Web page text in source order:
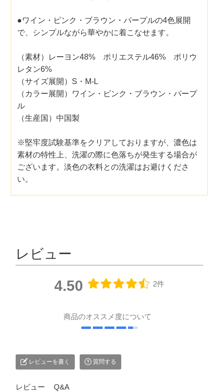
●ワイン・ピンク・ブラウン・パープルの4色展開
で、シンプルながら華やかに着こなせます。
（素材）レーヨン48% ポリエステル46% ポリウ
レタン6%
（サイズ展開）S・M-L
（カラー展開）ワイン・ピンク・ブラウン・パープ
ル
（生産国）中国製
※堅牢度試験基準をクリアしておりますが、濃色は
素材の特性上、洗濯の際に色落ちが発生する場合が
ございます。淡色の衣料との洗濯はお避けくださ
い。
レビュー
4.50 2件
商品のオススメ度について
レビューを書く 質問する
レビュー Q&A